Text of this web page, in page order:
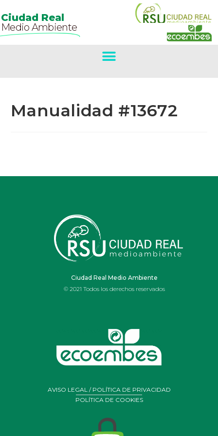
Ciudad Real
Medio Ambiente
Manualidad #13672
Ciudad Real Medio Ambiente
© 2021 Todos los derechos reservados
AVISO LEGAL / POLÍTICA DE PRIVACIDAD
POLÍTICA DE COOKIES
Primer Premio
Belenes.
IES OJOS DEL
GUADIANA
Portal de Belén realizado por alumnos y profesores de
del Ies Ojos del Guadiana de Daimiel con residuos y